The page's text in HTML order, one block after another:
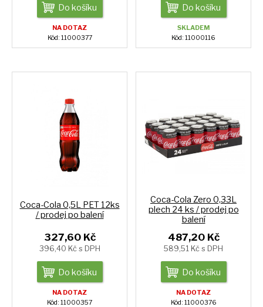
Do košíku
NA DOTAZ
Kód: 11000377
Do košíku
SKLADEM
Kód: 11000116
Coca-Cola 0,5L PET 12ks
/ prodej po balení
327,60 Kč
396,40 Kč s DPH
Do košíku
NA DOTAZ
Kód: 11000357
Coca-Cola Zero 0,33L
plech 24 ks / prodej po
balení
487,20 Kč
589,51 Kč s DPH
Do košíku
NA DOTAZ
Kód: 11000376